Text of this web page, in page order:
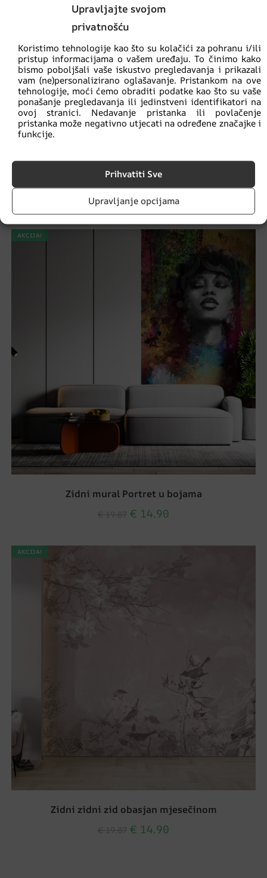
Upravljajte svojom
privatnošću
Koristimo tehnologije kao što su kolačići za pohranu i/ili
pristup informacijama o vašem uređaju. To činimo kako
bismo poboljšali vaše iskustvo pregledavanja i prikazali
vam (ne)personalizirano oglašavanje. Pristankom na ove
tehnologije, moći ćemo obraditi podatke kao što su vaše
ponašanje pregledavanja ili jedinstveni identifikatori na
ovoj stranici. Nedavanje pristanka ili povlačenje
pristanka može negativno utjecati na određene značajke i
funkcije.
Prihvatiti Sve
Upravljanje opcijama
Srebrna riblja kost zidni zid
€19.87 €14.90
AKCIJA!
Zidni mural Portret u bojama
€ 14.90
AKCIJA!
Zidni zidni zid obasjan mjesečinom
€ 14.90